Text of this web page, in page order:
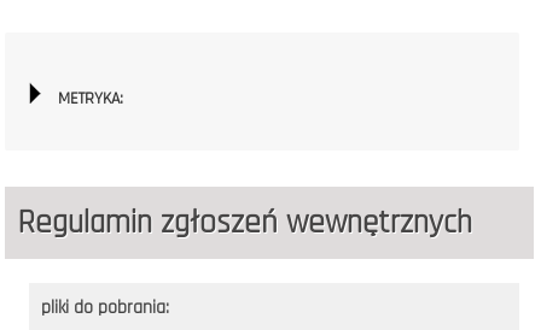
METRYKA:
Regulamin zgłoszeń wewnętrznych
pliki do pobrania: